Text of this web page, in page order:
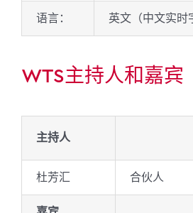
语言： 英文（中文实时
WTS主持人和嘉宾
主持人
杜芳汇 合伙人